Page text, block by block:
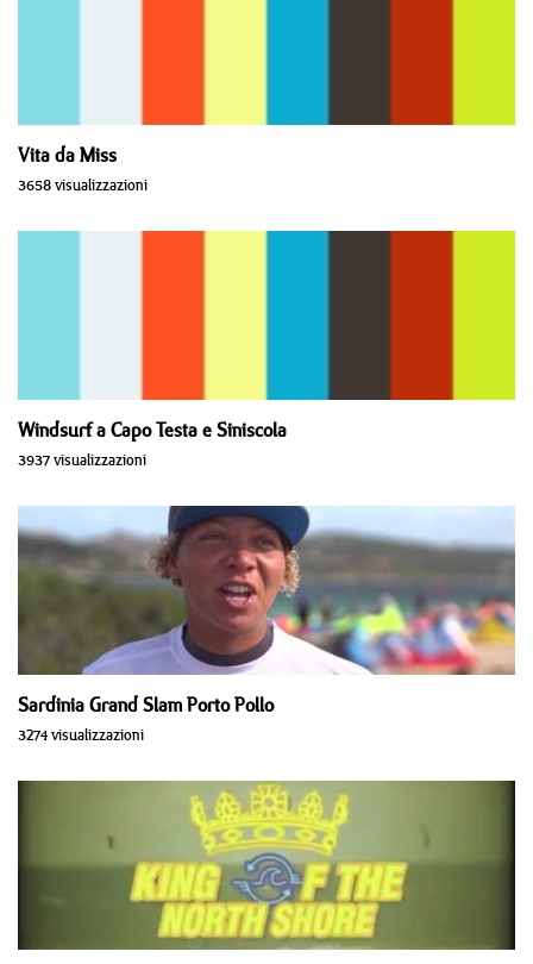
Vita da Miss
3658 visualizzazioni
Windsurf a Capo Testa e Siniscola
3937 visualizzazioni
Sardinia Grand Slam Porto Pollo
3274 visualizzazioni